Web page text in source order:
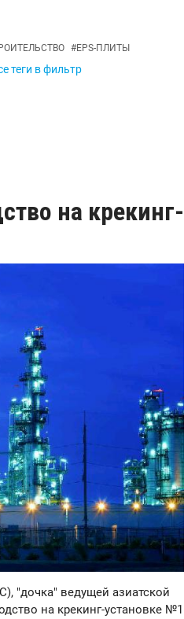
#EPS-ПЛИТЫ
теги в фильтр
на крекинг-
"дочка" ведущей азиатской
на крекинг-установке №1